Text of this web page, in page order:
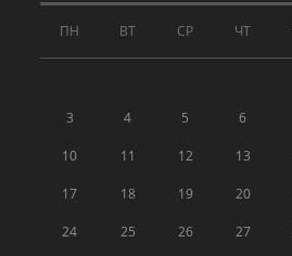
ПН ВТ СР ЧТ
3 4 5 6
10 11 12 13
17 18 19 20
24 25 26 27